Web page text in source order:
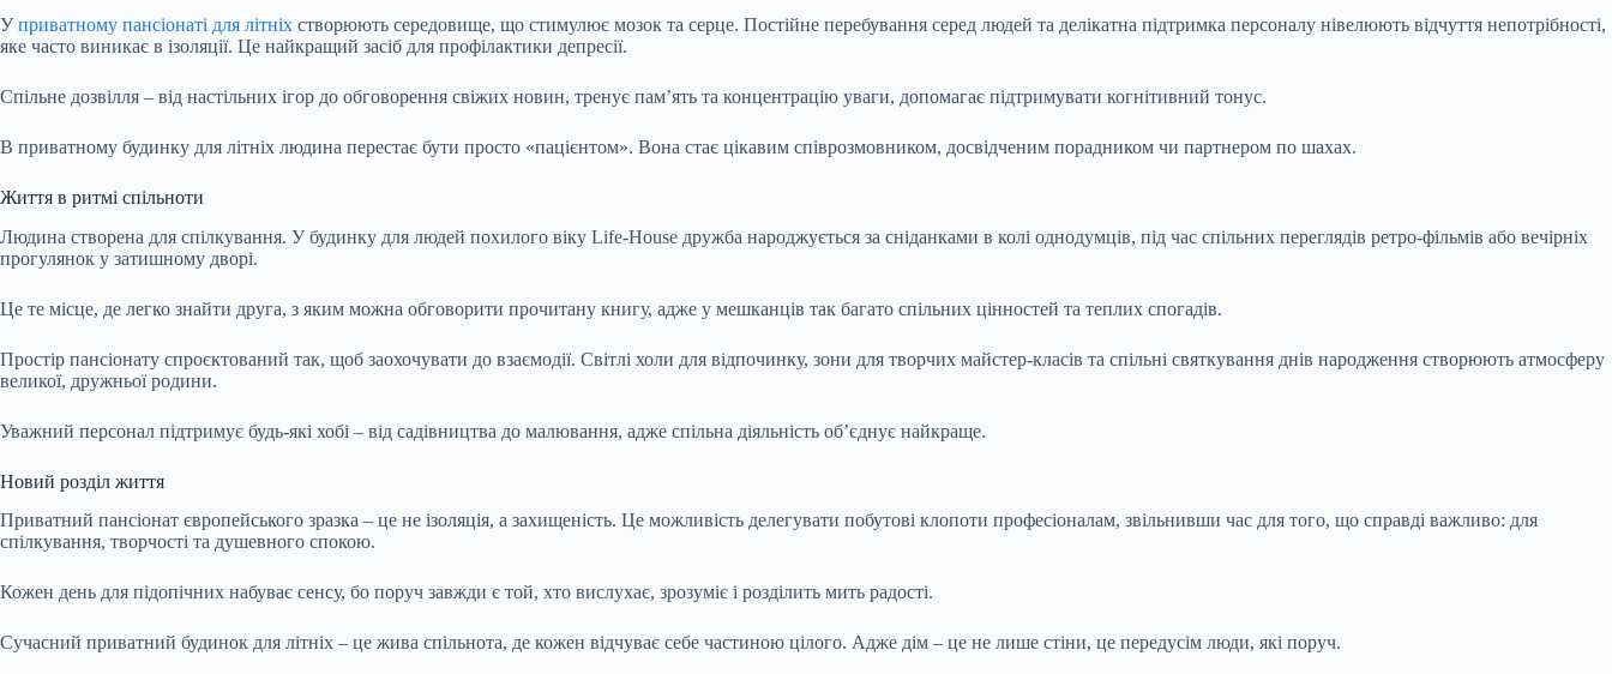
Уприватному пансіонаті для літніх створюють середовище, що стимулює мозок та серце. Постійне перебування серед людей та делікатна підтримка персоналу нівелюють відчуття непотрібності,
яке часто виникає в ізоляції. Це найкращий засіб для профілактики депресії.
Спільне дозвілля – від настільних ігор до обговорення свіжих новин, тренує пам’ять та концентрацію уваги, допомагає підтримувати когнітивний тонус.
В приватному будинку для літніх людина перестає бути просто «пацієнтом». Вона стає цікавим співрозмовником, досвідченим порадником чи партнером по шахах.
Життя в ритмі спільноти
Людина створена для спілкування. У будинку для людей похилого віку Life-House дружба народжується за сніданками в колі однодумців, під час спільних переглядів ретро-фільмів або вечірніх
прогулянок у затишному дворі.
Це те місце, де легко знайти друга, з яким можна обговорити прочитану книгу, адже у мешканців так багато спільних цінностей та теплих спогадів.
Простір пансіонату спроєктований так, щоб заохочувати до взаємодії. Світлі холи для відпочинку, зони для творчих майстер-класів та спільні святкування днів народження створюють атмосферу
великої, дружньої родини.
Уважний персонал підтримує будь-які хобі – від садівництва до малювання, адже спільна діяльність об’єднує найкраще.
Новий розділ життя
Приватний пансіонат європейського зразка – це не ізоляція, а захищеність. Це можливість делегувати побутові клопоти професіоналам, звільнивши час для того, що справді важливо: для
спілкування, творчості та душевного спокою.
Кожен день для підопічних набуває сенсу, бо поруч завжди є той, хто вислухає, зрозуміє і розділить мить радості.
Сучасний приватний будинок для літніх – це жива спільнота, де кожен відчуває себе частиною цілого. Адже дім – це не лише стіни, це передусім люди, які поруч.